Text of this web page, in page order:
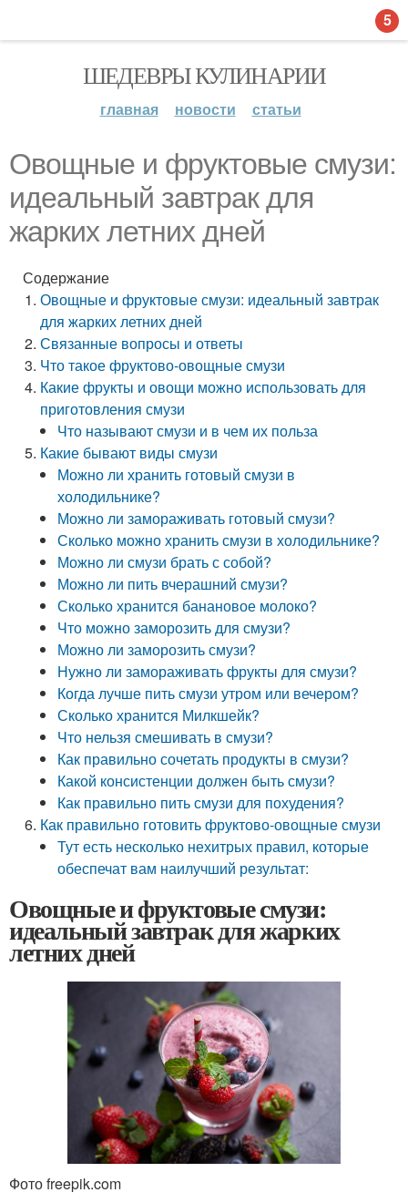
ШЕДЕВРЫ КУЛИНАРИИ
главная новости статьи
Овощные и фруктовые смузи:
идеальный завтрак для
жарких летних дней
Содержание
Овощные и фруктовые смузи: идеальный завтрак
для жарких летних дней
Связанные вопросы и ответы
Что такое фруктово-овощные смузи
Какие фрукты и овощи можно использовать для
приготовления смузи
Что называют смузи и в чем их польза
Какие бывают виды смузи
Можно ли хранить готовый смузи в
холодильнике?
Можно ли замораживать готовый смузи?
Сколько можно хранить смузи в холодильнике?
Можно ли смузи брать с собой?
Можно ли пить вчерашний смузи?
Сколько хранится банановое молоко?
Что можно заморозить для смузи?
Можно ли заморозить смузи?
Нужно ли замораживать фрукты для смузи?
Когда лучше пить смузи утром или вечером?
Сколько хранится Милкшейк?
Что нельзя смешивать в смузи?
Как правильно сочетать продукты в смузи?
Какой консистенции должен быть смузи?
Как правильно пить смузи для похудения?
Как правильно готовить фруктово-овощные смузи
Тут есть несколько нехитрых правил, которые
обеспечат вам наилучший результат:
Овощные и фруктовые смузи:
идеальный завтрак для жарких
летних дней
Фото freepik.com
5